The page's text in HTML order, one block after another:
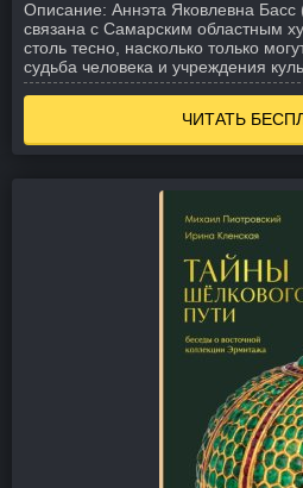
Описание: Аннэта Яковлевна
связана с Самарским областным
столь тесно, насколько только
судьба человека и учреждения
ЧИТАТЬ